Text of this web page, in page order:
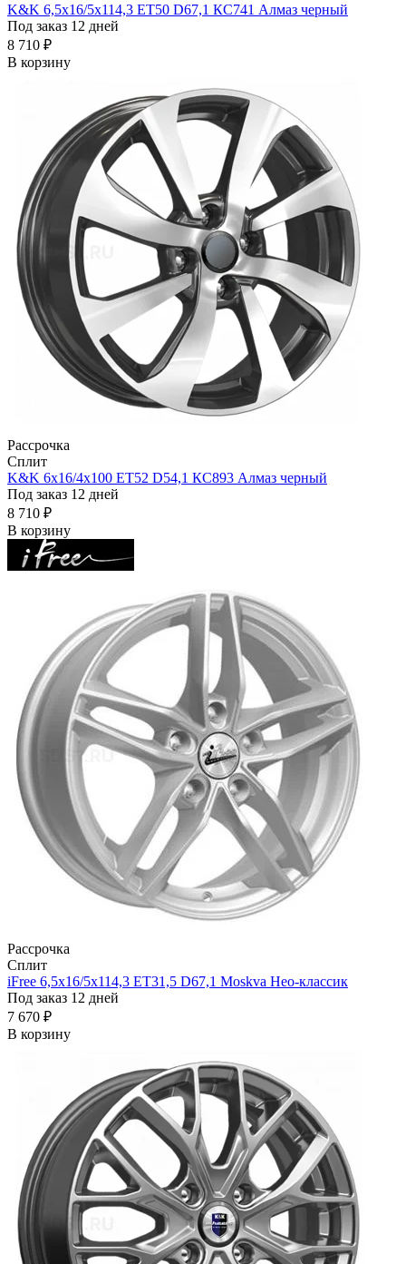
K&K 6,5x16/5x114,3 ET50 D67,1 КС741 Алмаз черный
Под заказ 12 дней
8 710 ₽
В корзину
Рассрочка
Сплит
K&K 6x16/4x100 ET52 D54,1 КС893 Алмаз черный
Под заказ 12 дней
8 710 ₽
В корзину
Рассрочка
Сплит
iFree 6,5x16/5x114,3 ET31,5 D67,1 Moskva Нео-классик
Под заказ 12 дней
7 670 ₽
В корзину